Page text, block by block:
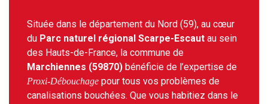
Située dans le département du Nord (59), au cœur
du Parc naturel régional Scarpe-Escaut au sein
des Hauts-de-France, la commune de
Marchiennes (59870) bénéficie de l’expertise de
Proxi-Débouchage pour tous vos problèmes de
canalisations bouchées. Que vous habitiez dans le